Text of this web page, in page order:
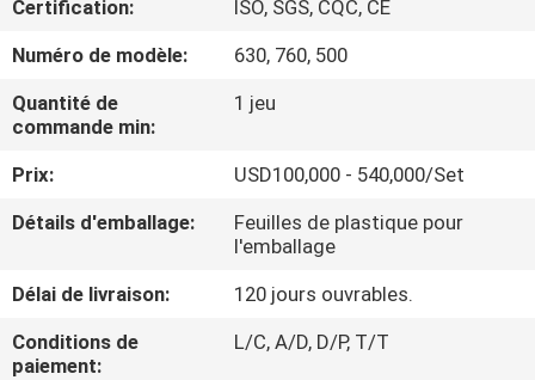
VISITE
D'USINE
CONTRÔLE
DE
QUALITÉ
CONTACTEZ-
NOUS
Certification:
ISO, SGS, CQC, CE
Numéro de modèle:
630, 760, 500
Quantité de
commande min:
1 jeu
Prix:
USD100,000 - 540,000/Set
Détails d'emballage:
Feuilles de plastique pour
l'emballage
Délai de livraison:
120 jours ouvrables.
Conditions de
paiement:
L/C, A/D, D/P, T/T